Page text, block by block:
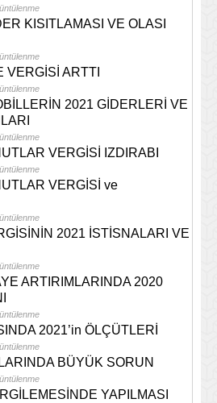
KISITLAMASI VE OLASI
VERGİSİ ARTTI
2021 GİDERLERİ VE
VERGİSİ IZDIRABI
VERGİSİ ve
2021 İSTİSNALARI VE
ARTIRIMLARINDA 2020
2021’in ÖLÇÜTLERİ
BÜYÜK SORUN
YAPILMASI